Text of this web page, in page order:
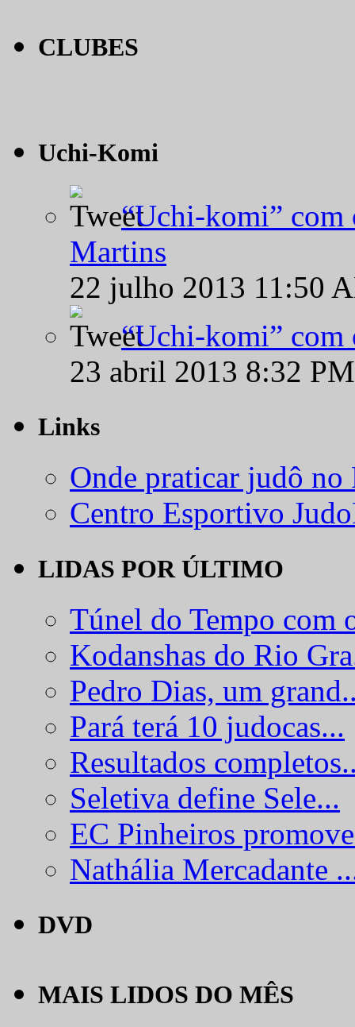
CLUBES
Uchi-Komi
“Uchi-komi” com
Martins
22 julho 2013 11:50
“Uchi-komi” com
23 abril 2013 8:32
Links
Onde praticar judô
Centro Esportivo
LIDAS POR ÚLTIMO
Túnel do Tempo com
Kodanshas do Rio
Pedro Dias, um
Pará terá 10 judocas...
Resultados
Seletiva define Sele...
EC Pinheiros
Nathália Mercadante
DVD
MAIS LIDOS DO MÊS